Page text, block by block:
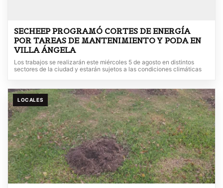
SECHEEP PROGRAMÓ CORTES DE ENERGÍA
POR TAREAS DE MANTENIMIENTO Y PODA EN
VILLA ÁNGELA
Los trabajos se realizarán este miércoles 5 de agosto en distintos
sectores de la ciudad y estarán sujetos a las condiciones climáticas
LOCALES